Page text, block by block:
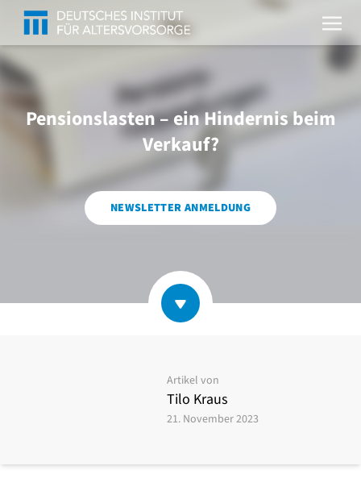
Pensionslasten – ein Hindernis beim
Verkauf?
NEWSLETTER ANMELDUNG
Artikel von
Tilo Kraus
21. November 2023